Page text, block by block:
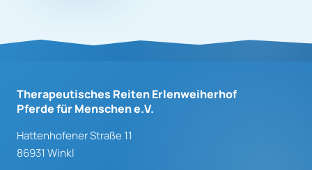
Kommunikati…
Therapeutisches Reiten Erlenweiherhof
Pferde für Menschen e.V.
Hattenhofener Straße 11
86931 Winkl